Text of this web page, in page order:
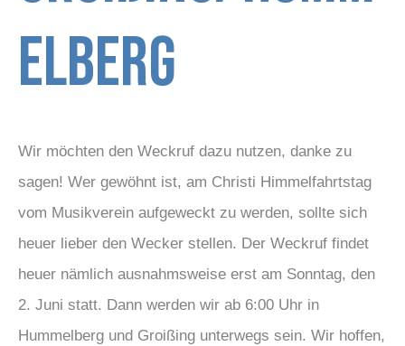
elberg
Wir möchten den Weckruf dazu nutzen, danke zu
sagen! Wer gewöhnt ist, am Christi Himmelfahrtstag
vom Musikverein aufgeweckt zu werden, sollte sich
heuer lieber den Wecker stellen. Der Weckruf findet
heuer nämlich ausnahmsweise erst am Sonntag, den
2. Juni statt. Dann werden wir ab 6:00 Uhr in
Hummelberg und Groißing unterwegs sein. Wir hoffen,